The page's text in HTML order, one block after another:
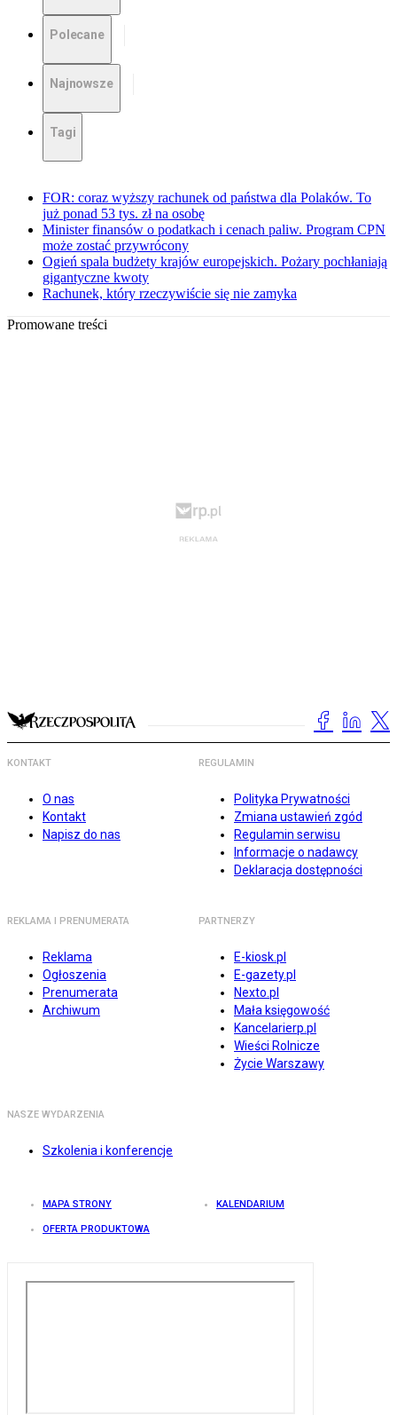
Polecane
Najnowsze
Tagi
FOR: coraz wyższy rachunek od państwa dla Polaków. To
już ponad 53 tys. zł na osobę
Minister finansów o podatkach i cenach paliw. Program CPN
może zostać przywrócony
Ogień spala budżety krajów europejskich. Pożary pochłaniają
gigantyczne kwoty
Rachunek, który rzeczywiście się nie zamyka
Promowane treści
KONTAKT
O nas
Kontakt
Napisz do nas
REGULAMIN
Polityka Prywatności
Zmiana ustawień zgód
Regulamin serwisu
Informacje o nadawcy
Deklaracja dostępności
REKLAMA I PRENUMERATA
Reklama
Ogłoszenia
Prenumerata
Archiwum
PARTNERZY
E-kiosk.pl
E-gazety.pl
Nexto.pl
Mała księgowość
Kancelarierp.pl
Wieści Rolnicze
Życie Warszawy
NASZE WYDARZENIA
Szkolenia i konferencje
MAPA STRONY KALENDARIUM
OFERTA PRODUKTOWA